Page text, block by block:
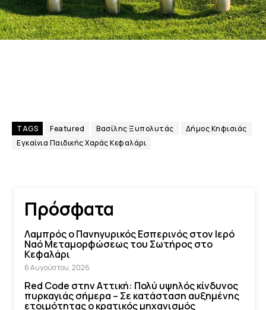
TAGS Featured Βασίλης Ξυπολυτάς
Δήμος Κηφισιάς
Εγκαίνια Παιδικής Χαράς Κεφαλάρι
Πρόσφατα
Λαμπρός ο Πανηγυρικός Εσπερινός στον Ιερό
Ναό Μεταμορφώσεως του Σωτήρος στο
Κεφαλάρι
6 Αυγούστου, 2026
Red Code στην Αττική: Πολύ υψηλός κίνδυνος
πυρκαγιάς σήμερα – Σε κατάσταση αυξημένης
ετοιμότητας ο κρατικός μηχανισμός